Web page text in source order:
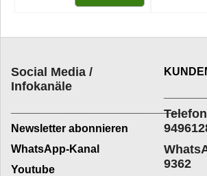
Social Media /
Infokanäle
_________________________
Newsletter abonnieren
WhatsApp-Kanal
Youtube
9362